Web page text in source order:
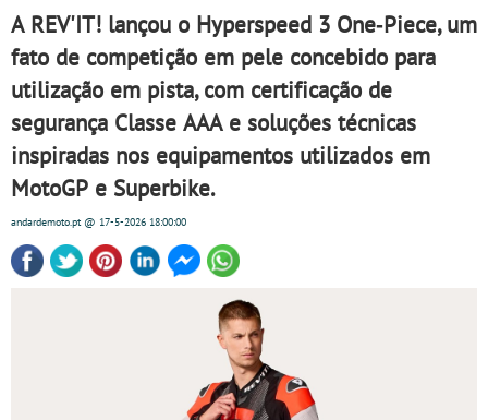
A REV'IT! lançou o Hyperspeed 3 One‑Piece, um
fato de competição em pele concebido para
utilização em pista, com certificação de
segurança Classe AAA e soluções técnicas
inspiradas nos equipamentos utilizados em
MotoGP e Superbike.
andardemoto.pt@ 17-5-2026 18:00:00